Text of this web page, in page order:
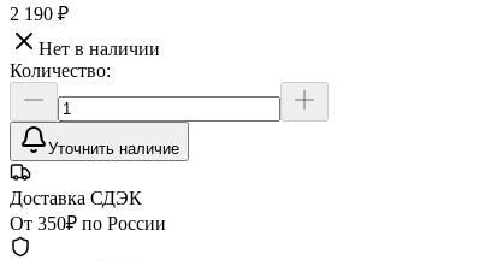
2 190 ₽
Нет в наличии
Количество:
Уточнить наличие
Доставка СДЭК
От 350₽ по России